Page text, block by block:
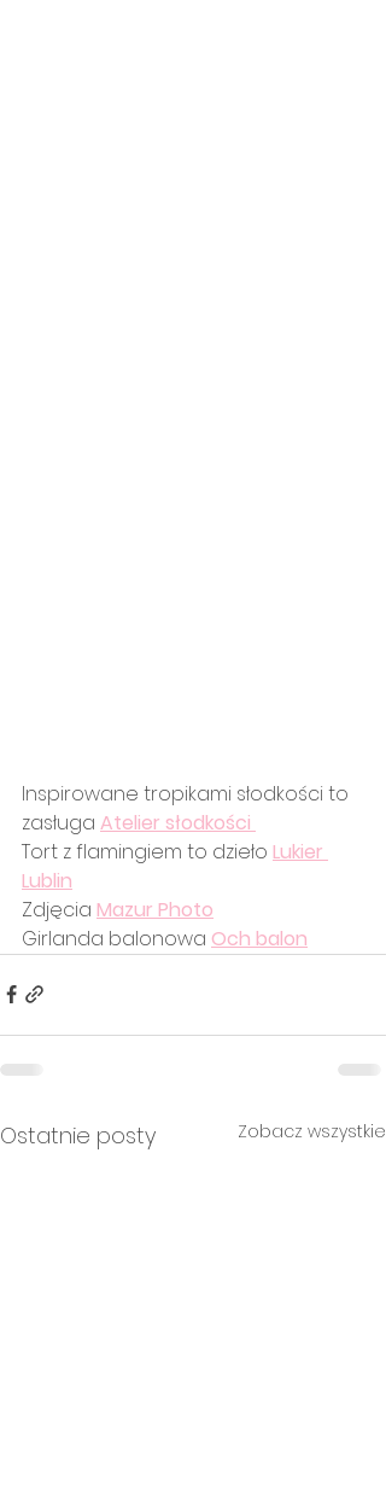
Inspirowane tropikami słodkości to
zasługa Atelier słodkości
Tort z flamingiem to dzieło Lukier
Lublin
Zdjęcia Mazur Photo
Girlanda balonowa Och balon
Ostatnie posty Zobacz wszystkie